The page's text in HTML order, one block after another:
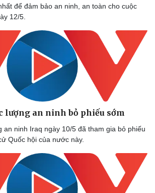
để đảm bảo an ninh, an toàn cho cuộc
12/5.
lượng an ninh bỏ phiếu sớm
an ninh Iraq ngày 10/5 đã tham gia bỏ phiếu
Quốc hội của nước này.